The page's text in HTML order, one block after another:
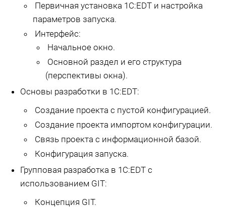
Первичная установка 1С:EDT и настройка
параметров запуска.
Интерфейс:
Начальное окно.
Основной раздел и его структура
(перспективы окна).
Основы разработки в 1С:EDT:
Создание проекта с пустой конфигурацией.
Создание проекта импортом конфигурации.
Связь проекта с информационной базой.
Конфигурация запуска.
Групповая разработка в 1С:EDT с
использованием GIT:
Концепция GIT.